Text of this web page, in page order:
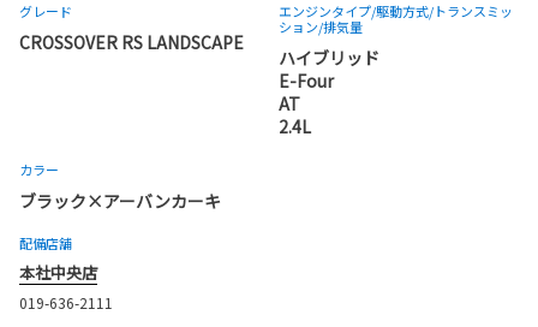
グレード
CROSSOVER RS LANDSCAPE
エンジンタイプ/駆動方式/トランスミッ
ション/排気量
ハイブリッド
E-Four
AT
2.4L
カラー
ブラック×アーバンカーキ
配備店舗
本社中央店
019-636-2111